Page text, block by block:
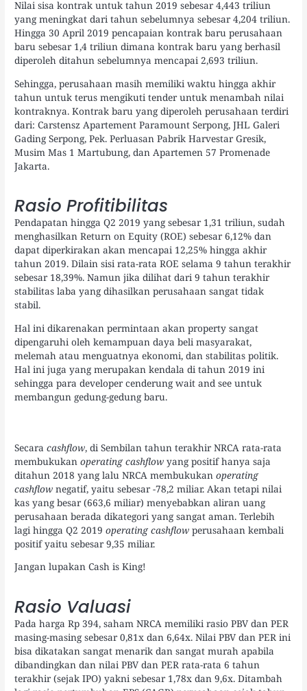
Nilai sisa kontrak untuk tahun 2019 sebesar 4,443 triliun
yang meningkat dari tahun sebelumnya sebesar 4,204 triliun.
Hingga 30 April 2019 pencapaian kontrak baru perusahaan
baru sebesar 1,4 triliun dimana kontrak baru yang berhasil
diperoleh ditahun sebelumnya mencapai 2,693 triliun.
Sehingga, perusahaan masih memiliki waktu hingga akhir
tahun untuk terus mengikuti tender untuk menambah nilai
kontraknya. Kontrak baru yang diperoleh perusahaan terdiri
dari: Carstensz Apartement Paramount Serpong, JHL Galeri
Gading Serpong, Pek. Perluasan Pabrik Harvestar Gresik,
Musim Mas 1 Martubung, dan Apartemen 57 Promenade
Jakarta.
Rasio Profitibilitas
Pendapatan hingga Q2 2019 yang sebesar 1,31 triliun, sudah
menghasilkan Return on Equity (ROE) sebesar 6,12% dan
dapat diperkirakan akan mencapai 12,25% hingga akhir
tahun 2019. Dilain sisi rata-rata ROE selama 9 tahun terakhir
sebesar 18,39%. Namun jika dilihat dari 9 tahun terakhir
stabilitas laba yang dihasilkan perusahaan sangat tidak
stabil.
Hal ini dikarenakan permintaan akan property sangat
dipengaruhi oleh kemampuan daya beli masyarakat,
melemah atau menguatnya ekonomi, dan stabilitas politik.
Hal ini juga yang merupakan kendala di tahun 2019 ini
sehingga para developer cenderung wait and see untuk
membangun gedung-gedung baru.
Secaracashflow, di Sembilan tahun terakhir NRCA rata-rata
membukukanoperating cashflow yang positif hanya saja
ditahun 2018 yang lalu NRCA membukukanoperating
cashflow negatif, yaitu sebesar -78,2 miliar. Akan tetapi nilai
kas yang besar (663,6 miliar) menyebabkan aliran uang
perusahaan berada dikategori yang sangat aman. Terlebih
lagi hingga Q2 2019operating cashflowperusahaan kembali
positif yaitu sebesar 9,35 miliar.
Jangan lupakan Cash is King!
Rasio Valuasi
Pada harga Rp 394, saham NRCA memiliki rasio PBV dan PER
masing-masing sebesar 0,81x dan 6,64x. Nilai PBV dan PER ini
bisa dikatakan sangat menarik dan sangat murah apabila
dibandingkan dan nilai PBV dan PER rata-rata 6 tahun
terakhir (sejak IPO) yakni sebesar 1,78x dan 9,6x. Ditambah